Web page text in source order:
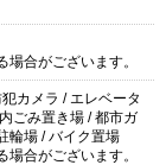
合がございます。
カメラ / エレベータ
ごみ置き場 / 都市ガ
輪場 / バイク置場
合がございます。